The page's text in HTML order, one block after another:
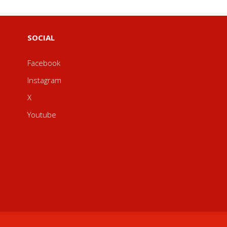
SOCIAL
Facebook
Instagram
X
Youtube